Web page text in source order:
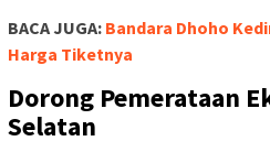
BACA JUGA: Bandara Dhoho
Harga Tiketnya
Dorong Pemerataan
Selatan